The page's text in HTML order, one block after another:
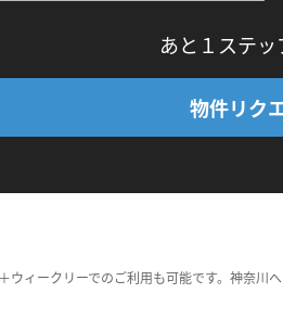
あと１ステッ
物件リク
ィークリーでのご利用も可能です。神奈川